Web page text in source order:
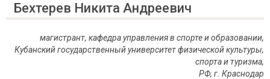
Бехтерев Никита Андреевич
магистрант, кафедра управления в спорте и образовании,
Кубанский государственный университет физической культуры,
спорта и туризма,
РФ, г Краснодар